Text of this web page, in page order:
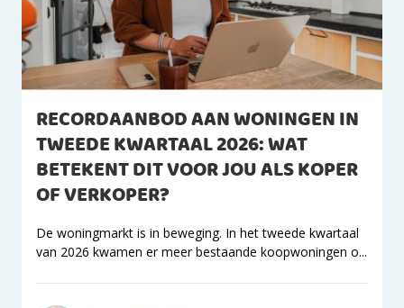
RECORDAANBOD AAN WONINGEN IN
TWEEDE KWARTAAL 2026: WAT
BETEKENT DIT VOOR JOU ALS KOPER
OF VERKOPER?
De woningmarkt is in beweging. In het tweede kwartaal
van 2026 kwamen er meer bestaande koopwoningen o...